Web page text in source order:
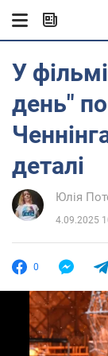
У
день"
деталі
Юлія
4.09.2025
0